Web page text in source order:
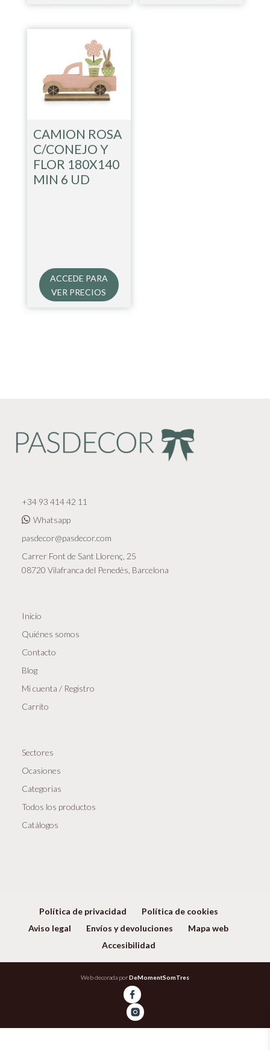
CAMION ROSA
C/CONEJO Y
FLOR 180X140
MIN 6 UD
ACCEDE PARA
VER PRECIOS
+34 93 414 42 11
Whatsapp
pasdecor@pasdecor.com
Carrer Font de Sant Llorenç, 25
08720 Vilafranca del Penedès, Barcelona
Inicio
Quiénes somos
Contacto
Blog
Mi cuenta / Registro
Carrito
Sectores
Ocasiones
Categorias
Todos los productos
Catálogos
Política de privacidad
Política de cookies
Aviso legal
Envíos y devoluciones
Mapa web
Accesibilidad
Web decorada porDeMomentSomTres